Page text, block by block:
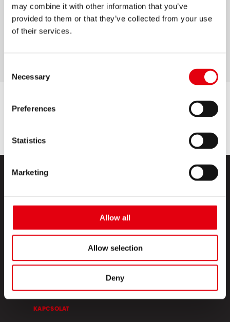
may combine it with other information that you’ve
provided to them or that they’ve collected from your use
of their services.
Selection
Necessary
Preferences
Statistics
Marketing
Allow all
Allow selection
Deny
Hobbi és kreatív tevékenységekhez
KREATÍV SZIGET
KAPCSOLAT